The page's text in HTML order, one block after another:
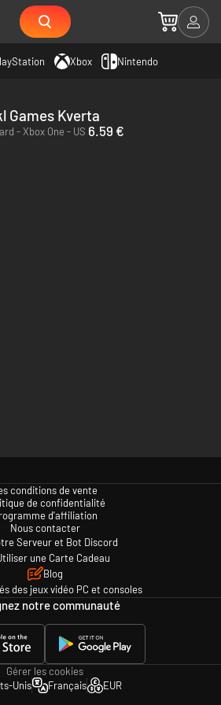
Xbox Nintendo
Games Kverta
- Xbox One - US 6.59 €
conditions de vente
de confidentialité
d'affiliation
Nous contacter
Serveur et Bot Discord
une Carte Cadeau
Blog
des jeux vidéo PC et consoles
notre communauté
Gérer les cookies
Unis
Français EUR